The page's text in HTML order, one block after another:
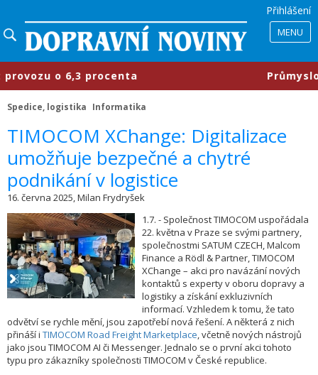
Přihlášení
MENU
procenta ​Průmyslové parky
Spedice, logistika Informatika
TIMOCOM XChange: Digitalizace
umožňuje bezpečné a chytré
podnikání v logistice
16. června 2025, Milan Frydryšek
1.7. - Společnost TIMOCOM uspořádala
22. května v Praze se svými partnery,
společnostmi SATUM CZECH, Malcom
Finance a Rödl & Partner, TIMOCOM
XChange – akci pro navázání nových
kontaktů s experty v oboru dopravy a
logistiky a získání exkluzivních
informací. Vzhledem k tomu, že tato
odvětví se rychle mění, jsou zapotřebí nová řešení. A některá z nich
přináší i TIMOCOM Road Freight Marketplace, včetně nových nástrojů
jako jsou TIMOCOM AI či Messenger. Jednalo se o první akci tohoto
typu pro zákazníky společnosti TIMOCOM v České republice.